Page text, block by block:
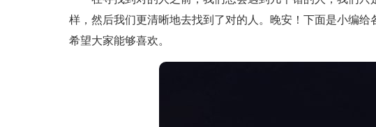
样，然后我们更清晰地去找到了对的人。晚安！下面是小编给
希望大家能够喜欢。